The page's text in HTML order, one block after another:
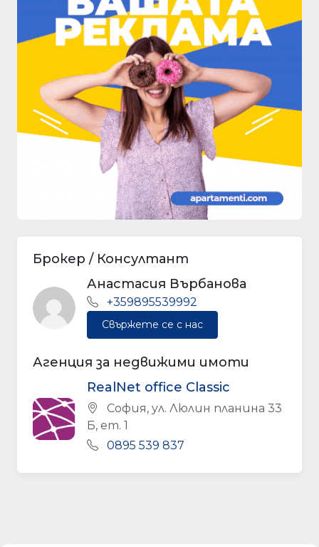
Анастасия Върбанова
+359895539992
Свържете се с нас
RealNet office Classic
София, ул. Люлин планина 33
Б, ет. 1
0895 539 837